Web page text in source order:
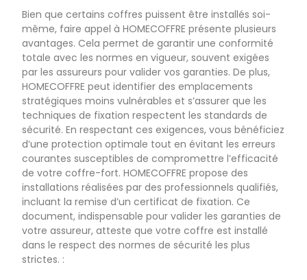
Bien que certains coffres puissent être installés soi-
même, faire appel à HOMECOFFRE présente plusieurs
avantages. Cela permet de garantir une conformité
totale avec les normes en vigueur, souvent exigées
par les assureurs pour valider vos garanties. De plus,
HOMECOFFRE peut identifier des emplacements
stratégiques moins vulnérables et s’assurer que les
techniques de fixation respectent les standards de
sécurité. En respectant ces exigences, vous bénéficiez
d’une protection optimale tout en évitant les erreurs
courantes susceptibles de compromettre l’efficacité
de votre coffre-fort. HOMECOFFRE propose des
installations réalisées par des professionnels qualifiés,
incluant la remise d’un certificat de fixation. Ce
document, indispensable pour valider les garanties de
votre assureur, atteste que votre coffre est installé
dans le respect des normes de sécurité les plus
strictes. :